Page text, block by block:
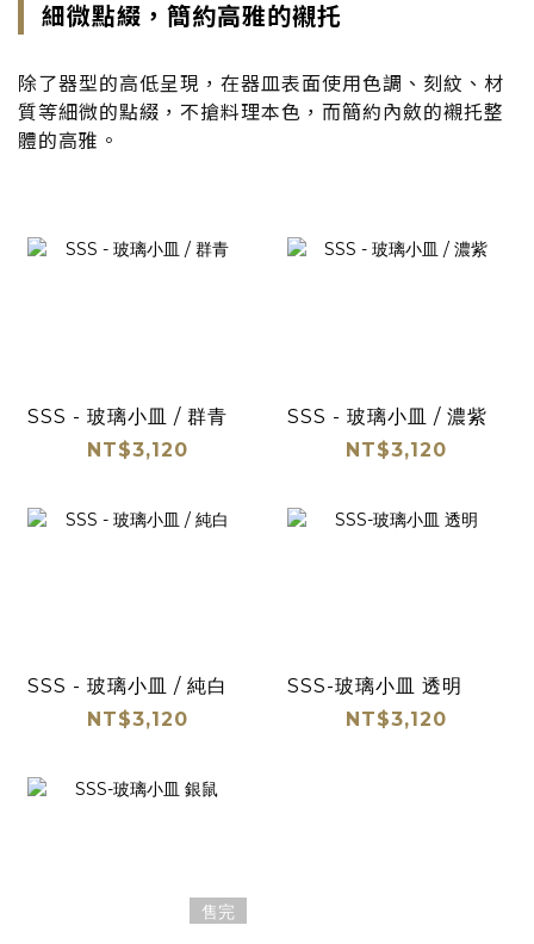
細微點綴，簡約高雅的襯托
除了器型的高低呈現，在器皿表面使用色調、刻紋、材
質等細微的點綴，不搶料理本色，而簡約內斂的襯托整
體的高雅。
SSS - 玻璃小皿 / 群青
NT$3,120
SSS - 玻璃小皿 / 濃紫
NT$3,120
SSS - 玻璃小皿 / 純白
NT$3,120
SSS-玻璃小皿 透明
NT$3,120
售完